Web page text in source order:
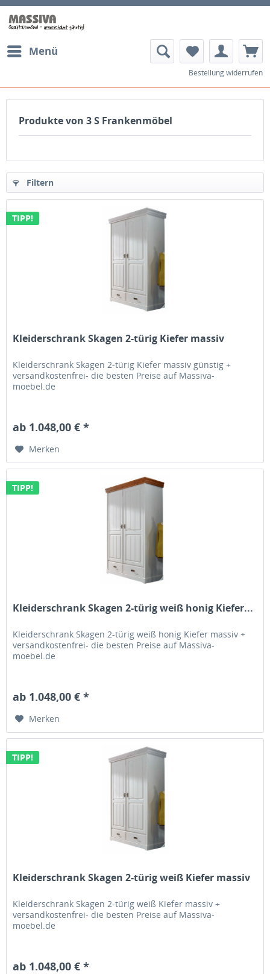
Menü
Bestellung widerrufen
Produkte von 3 S Frankenmöbel
Filtern
TIPP!
Kleiderschrank Skagen 2-türig Kiefer massiv
Kleiderschrank Skagen 2-türig Kiefer massiv günstig +
versandkostenfrei- die besten Preise auf Massiva-
moebel.de
ab 1.048,00 € *
Merken
TIPP!
Kleiderschrank Skagen 2-türig weiß honig Kiefer...
Kleiderschrank Skagen 2-türig weiß honig Kiefer massiv +
versandkostenfrei- die besten Preise auf Massiva-
moebel.de
ab 1.048,00 € *
Merken
TIPP!
Kleiderschrank Skagen 2-türig weiß Kiefer massiv
Kleiderschrank Skagen 2-türig weiß Kiefer massiv +
versandkostenfrei- die besten Preise auf Massiva-
moebel.de
ab 1.048,00 € *